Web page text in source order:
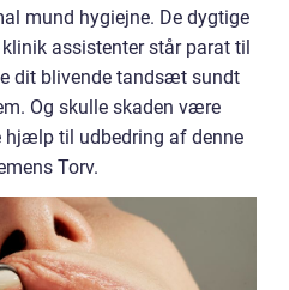
mund hygiejne. De dygtige
assistenter står parat til
dit blivende tandsæt sundt
Og skulle skaden være
hjælp til udbedring af denne
Torv.